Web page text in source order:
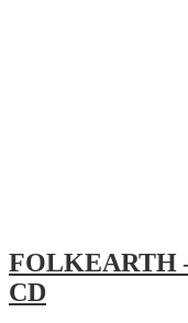
FOLKEARTH
CD